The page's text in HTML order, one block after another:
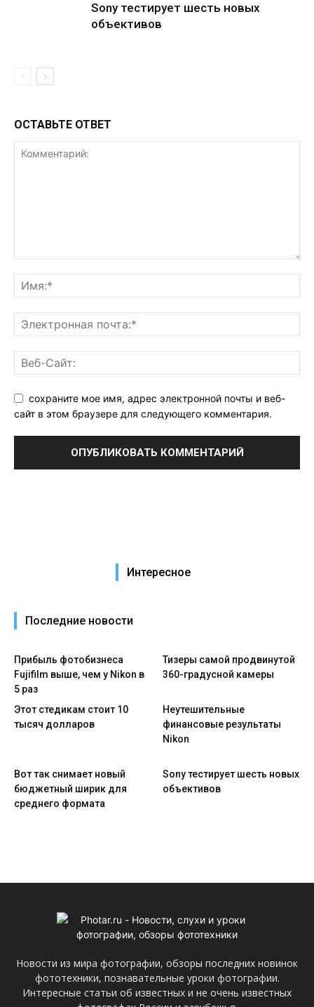
Sony тестирует шесть новых
объективов
ОСТАВЬТЕ ОТВЕТ
сохраните мое имя, адрес электронной почты и веб-
сайт в этом браузере для следующего комментария.
Интересное
Последние новости
Прибыль фотобизнеса
Fujifilm выше, чем у Nikon в
5 раз
Тизеры самой продвинутой
360-градусной камеры
Этот стедикам стоит 10
тысяч долларов
Неутешительные
финансовые результаты
Nikon
Вот так снимает новый
бюджетный ширик для
среднего формата
Sony тестирует шесть новых
объективов
Новости из мира фотографии, обзоры последних новинок
фототехники, познавательные уроки фотографии.
Интересные статьи об известных и не очень известных